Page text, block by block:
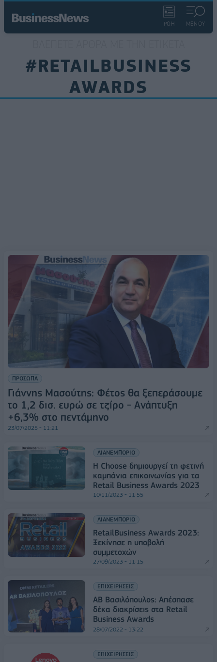
ΡΟΗ ΜΕΝΟΥ
#RETAILBUSINESS
AWARDS
ΠΡΟΣΩΠΑ
Γιάννης Μασούτης: Φέτος θα ξεπεράσουμε
το 1,2 δισ. ευρώ σε τζίρο - Ανάπτυξη
+6,3% στο πεντάμηνο
23/07/2025 - 11:21
ΛΙΑΝΕΜΠΟΡΙΟ
Η Choose δημιουργεί τη φετινή
καμπάνια επικοινωνίας για τα
Retail Business Awards 2023
10/11/2023 - 11:55
ΛΙΑΝΕΜΠΟΡΙΟ
RetailBusiness Awards 2023:
Ξεκίνησε η υποβολή
συμμετοχών
27/09/2023 - 11:15
ΕΠΙΧΕΙΡΗΣΕΙΣ
ΑΒ Βασιλόπουλος: Απέσπασε
δέκα διακρίσεις στα Retail
Business Awards
28/07/2022 - 13:22
ΕΠΙΧΕΙΡΗΣΕΙΣ